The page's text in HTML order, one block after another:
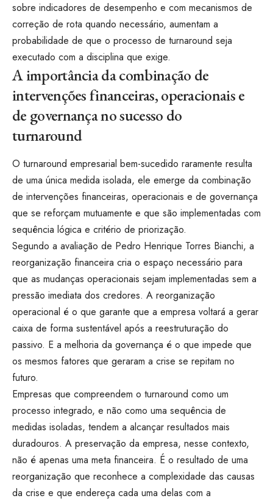
sobre indicadores de desempenho e com mecanismos de
correção de rota quando necessário, aumentam a
probabilidade de que o processo de turnaround seja
executado com a disciplina que exige.
A importância da combinação de
intervenções financeiras, operacionais e
de governança no sucesso do
turnaround
O turnaround empresarial bem-sucedido raramente resulta
de uma única medida isolada, ele emerge da combinação
de intervenções financeiras, operacionais e de governança
que se reforçam mutuamente e que são implementadas com
sequência lógica e critério de priorização.
Segundo a avaliação de Pedro Henrique Torres Bianchi, a
reorganização financeira cria o espaço necessário para
que as mudanças operacionais sejam implementadas sem a
pressão imediata dos credores. A reorganização
operacional é o que garante que a empresa voltará a gerar
caixa de forma sustentável após a reestruturação do
passivo. E a melhoria da governança é o que impede que
os mesmos fatores que geraram a crise se repitam no
futuro.
Empresas que compreendem o turnaround como um
processo integrado, e não como uma sequência de
medidas isoladas, tendem a alcançar resultados mais
duradouros. A preservação da empresa, nesse contexto,
não é apenas uma meta financeira. É o resultado de uma
reorganização que reconhece a complexidade das causas
da crise e que endereça cada uma delas com a